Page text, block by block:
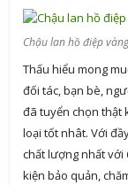
Chậu lan hồ điệp
Thấu hiểu mong
đối tác, bạn bè,
đã tuyển chọn thật
loại tốt nhât. Với
chất lượng nhất với
kiện bảo quản,